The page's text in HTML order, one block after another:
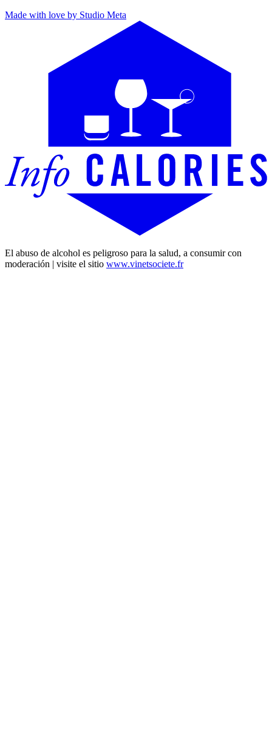
Made with love by Studio Meta
El abuso de alcohol es peligroso para la salud, a consumir con
moderación | visite el sitio www.vinetsociete.fr